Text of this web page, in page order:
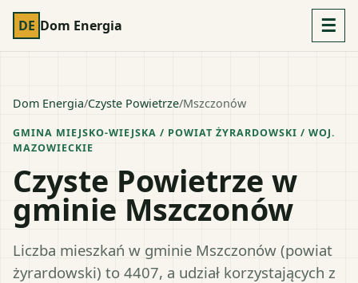
DE Dom Energia ☰
Dom Energia/Czyste Powietrze/Mszczonów
GMINA MIEJSKO-WIEJSKA / POWIAT ŻYRARDOWSKI / WOJ.
MAZOWIECKIE
Czyste Powietrze w
gminie Mszczonów
Liczba mieszkań w gminie Mszczonów (powiat
żyrardowski) to 4407, a udział korzystających z